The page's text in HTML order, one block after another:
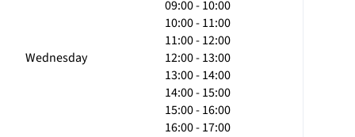
Wednesday
09:00 - 10:00
10:00 - 11:00
11:00 - 12:00
12:00 - 13:00
13:00 - 14:00
14:00 - 15:00
15:00 - 16:00
16:00 - 17:00